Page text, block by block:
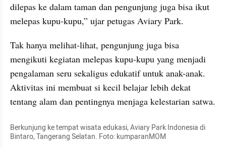
dilepas ke dalam taman dan pengunjung juga bisa ikut
melepas kupu-kupu,” ujar petugas Aviary Park.
Tak hanya melihat-lihat, pengunjung juga bisa
mengikuti kegiatan melepas kupu-kupu yang menjadi
pengalaman seru sekaligus edukatif untuk anak-anak.
Aktivitas ini membuat si kecil belajar lebih dekat
tentang alam dan pentingnya menjaga kelestarian satwa.
Berkunjung ke tempat wisata edukasi, Aviary Park Indonesia di
Bintaro, Tangerang Selatan. Foto: kumparanMOM